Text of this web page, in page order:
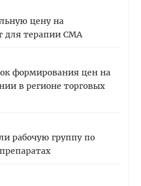
цену на
для терапии СМА
формирования цен на
в регионе торговых
рабочую группу по